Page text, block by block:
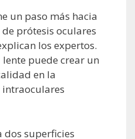
un paso más hacia
prótesis oculares
los expertos.
puede crear un
en la
intraoculares
dos superficies